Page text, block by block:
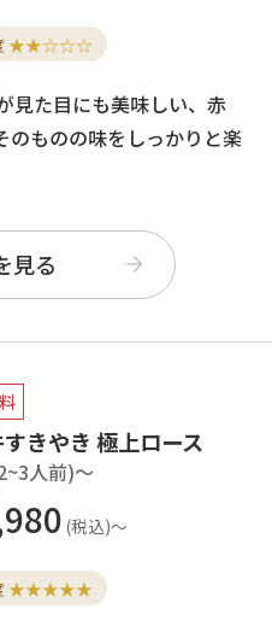
★★☆☆☆
見た目にも美味しい、赤
のものの味をしっかりと楽
見る
きやき 極上ロース
人前)〜
★★★★★